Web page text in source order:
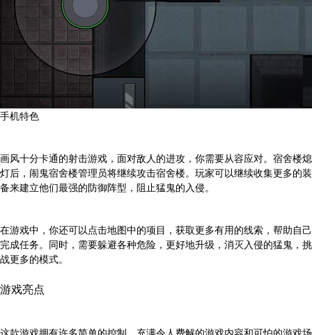
手机特色
画风十分卡通的射击游戏，面对敌人的进攻，你需要从容应对。宿舍楼熄
灯后，闹鬼宿舍楼管理员将继续攻击宿舍楼。玩家可以继续收集更多的装
备来建立他们最强的防御阵型，阻止猛鬼的入侵。
在游戏中，你还可以点击地图中的项目，获取更多有用的线索，帮助自己
完成任务。同时，需要躲避各种危险，更好地升级，消灭入侵的猛鬼，挑
战更多的模式。
游戏亮点
这款游戏拥有许多简单的控制，充满令人费解的游戏内容和可怕的游戏场